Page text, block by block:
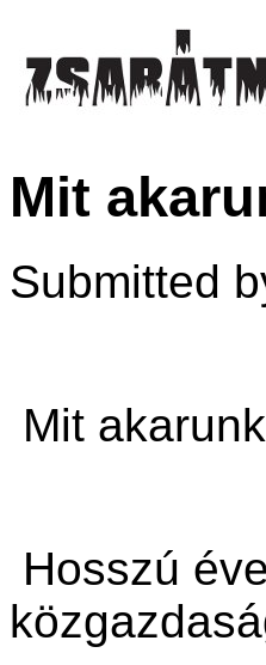
Mit
Submitted
Mit
Hosszú